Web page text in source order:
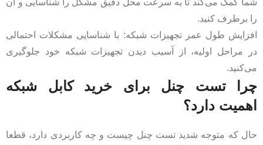
را برطرف کنید.
افزایش طول عمر تجهیزات شبکه: با شناسایی مشکلات احتمالی
در مراحل اولیه، از آسیب دیدن تجهیزات شبکه خود جلوگیری
می‌کنید.
چرا تست چنل برای خرید کابل شبکه
اهمیت دارد؟
حال که متوجه شدید تست چنل چیست و چه کاربردی دارد، قطعا